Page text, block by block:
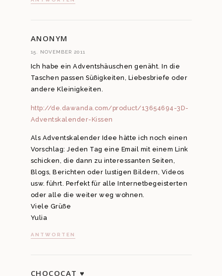
ANONYM
15. NOVEMBER 2011
Ich habe ein Adventshäuschen genäht. In die
Taschen passen Süßigkeiten, Liebesbriefe oder
andere Kleinigkeiten.
http://de.dawanda.com/product/13654694-3D-
Adventskalender-Kissen
Als Adventskalender Idee hätte ich noch einen
Vorschlag: Jeden Tag eine Email mit einem Link
schicken, die dann zu interessanten Seiten,
Blogs, Berichten oder lustigen Bildern, Videos
usw. führt. Perfekt für alle Internetbegeisterten
oder alle die weiter weg wohnen.
Viele Grüße
Yulia
ANTWORTEN
CHOCOCAT ♥